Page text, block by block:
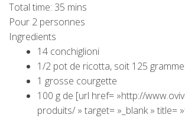
Total time: 35 mins
Pour 2 personnes
Ingredients
14 conchiglioni
1/2 pot de ricotta, soit 125
1 grosse courgette
100 g de [url href= »http://
produits/ » target= »_blank » title=